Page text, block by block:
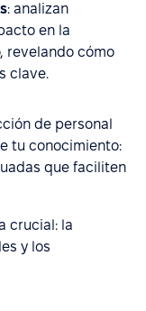
: analizan
en la
revelando cómo
clave.
de personal
tu conocimiento:
que faciliten
crucial: la
y los